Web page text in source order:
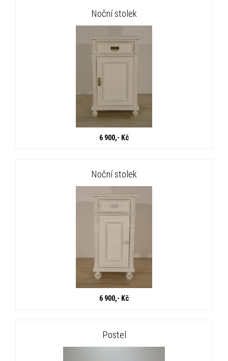
Noční stolek
6 900,- Kč
Noční stolek
6 900,- Kč
Postel